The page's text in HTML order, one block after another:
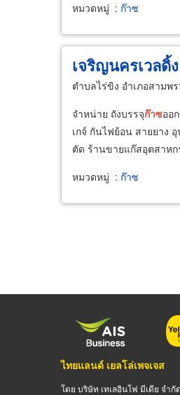
หมวดหมู่ : ก๊าซ
เจริญนครเวลดิ้ง
ตำบลไร่ขิง อำเภอสามพ
จำหน่าย ถังบรรจุก๊าซออ
เกจ์ กันไฟย้อน สายยาง
ตัด ร้านขายแก๊สอุตสาหก
หมวดหมู่ : ก๊าซ
ไทยแลนด์ เยลโล่เพจเจส
โดย บริษัท เทเลอินโฟ มีเดีย จำ